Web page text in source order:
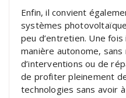
Enfin, il convient
systèmes
peu d’entretien. Une
manière autonome,
d’interventions ou de
de profiter pleinement
technologies sans avoir